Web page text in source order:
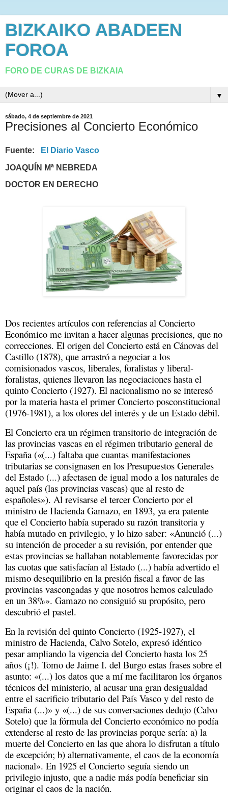
BIZKAIKO ABADEEN
FOROA
FORO DE CURAS DE BIZKAIA
▼
sábado, 4 de septiembre de 2021
Precisiones al Concierto Económico
Fuente:
El Diario Vasco
JOAQUÍN Mª NEBREDA
DOCTOR EN DERECHO
Dos recientes artículos con referencias al Concierto
Económico me invitan a hacer algunas precisiones, que no
correcciones. El origen del Concierto está en Cánovas del
Castillo (1878), que arrastró a negociar a los
comisionados vascos, liberales, foralistas y liberal-
foralistas, quienes llevaron las negociaciones hasta el
quinto Concierto (1927). El nacionalismo no se interesó
por la materia hasta el primer Concierto posconstitucional
(1976-1981), a los olores del interés y de un Estado débil.
El Concierto era un régimen transitorio de integración de
las provincias vascas en el régimen tributario general de
España («(...) faltaba que cuantas manifestaciones
tributarias se consignasen en los Presupuestos Generales
del Estado (...) afectasen de igual modo a los naturales de
aquel país (las provincias vascas) que al resto de
españoles»). Al revisarse el tercer Concierto por el
ministro de Hacienda Gamazo, en 1893, ya era patente
que el Concierto había superado su razón transitoria y
había mutado en privilegio, y lo hizo saber: «Anunció (...)
su intención de proceder a su revisión, por entender que
estas provincias se hallaban notablemente favorecidas por
las cuotas que satisfacían al Estado (...) había advertido el
mismo desequilibrio en la presión fiscal a favor de las
provincias vascongadas y que nosotros hemos calculado
en un 38%». Gamazo no consiguió su propósito, pero
descubrió el pastel.
En la revisión del quinto Concierto (1925-1927), el
ministro de Hacienda, Calvo Sotelo, expresó idéntico
pesar ampliando la vigencia del Concierto hasta los 25
años (¡!). Tomo de Jaime I. del Burgo estas frases sobre el
asunto: «(...) los datos que a mí me facilitaron los órganos
técnicos del ministerio, al acusar una gran desigualdad
entre el sacrificio tributario del País Vasco y del resto de
España (...)» y «(...) de sus conversaciones dedujo (Calvo
Sotelo) que la fórmula del Concierto económico no podía
extenderse al resto de las provincias porque sería: a) la
muerte del Concierto en las que ahora lo disfrutan a título
de excepción; b) alternativamente, el caos de la economía
nacional». En 1925 el Concierto seguía siendo un
privilegio injusto, que a nadie más podía beneficiar sin
originar el caos de la nación.